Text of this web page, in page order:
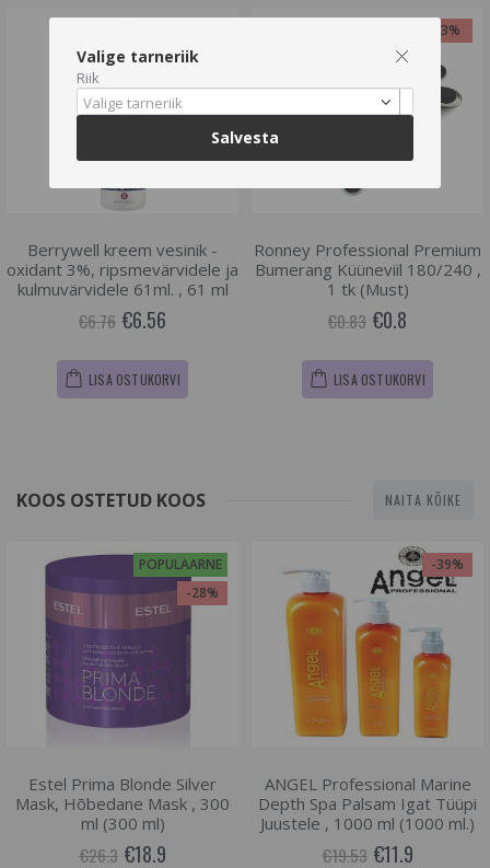
Berrywell kreem vesinik -
oxidant 3%, ripsmevärvidele ja
kulmuvärvidele 61ml. , 61 ml
€6.76 €6.56
LISA OSTUKORVI
-3%
Ronney Professional Premium
Bumerang Küüneviil 180/240 ,
1 tk (Must)
€0.83 €0.8
LISA OSTUKORVI
KOOS OSTETUD KOOS NAITA KÕIKE
POPULAARNE
-28%
Estel Prima Blonde Silver
Mask, Hõbedane Mask , 300
ml (300 ml)
€26.3 €18.9
-39%
ANGEL Professional Marine
Depth Spa Palsam Igat Tüüpi
Juustele , 1000 ml (1000 ml.)
€19.53 €11.9
Valige tarneriik
Riik
Valige tarneriik
Salvesta